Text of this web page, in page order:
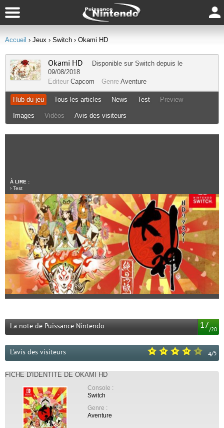
Accueil › Jeux › Switch › Okami HD
Okami HD Disponible sur Switch depuis le
09/08/2018
Editeur Capcom Genre Aventure
Hub du jeu Tous les articles News Test Preview
Images Vidéos Avis des visiteurs
À LIRE :
› Test
17/20
La note de Puissance Nintendo
4/5
L'avis des visiteurs
FICHE D'IDENTITÉ DE OKAMI HD
Console :
Switch
Genre :
Aventure